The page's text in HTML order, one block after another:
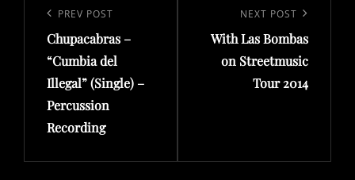
navigation
Previous
Post
PREV POST
Chupacabras –
“Cumbia del
Illegal” (Single) –
Percussion
Recording
Post
NEXT POST
With Las Bombas
on Streetmusic
Tour 2014